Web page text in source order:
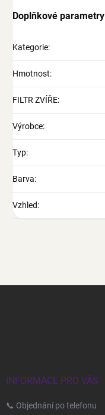
Doplňkové parametry
Kategorie:
Hmotnost:
FILTR ZVÍŘE:
Výrobce:
Typ:
Barva:
Vzhled:
INFORMACE PRO VÁS
📞 Objednání po telefonu